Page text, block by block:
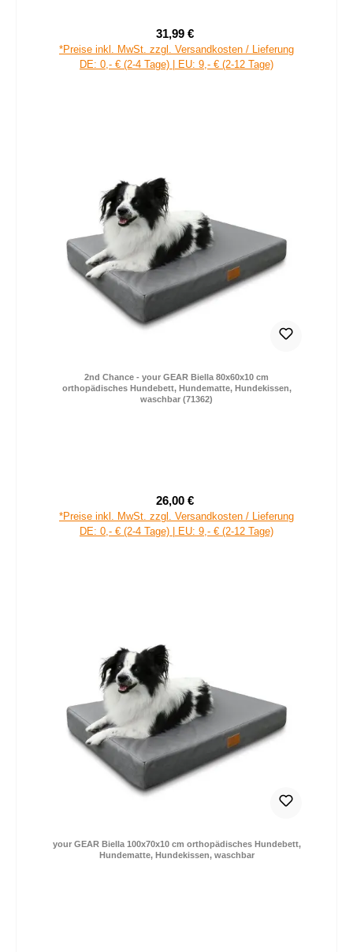
Verkaufspreis:
31,99 €
*Preise inkl. MwSt. zzgl. Versandkosten / Lieferung
DE: 0,- € (2-4 Tage) | EU: 9,- € (2-12 Tage)
2nd Chance - your GEAR Biella 80x60x10 cm
orthopädisches Hundebett, Hundematte, Hundekissen,
waschbar (71362)
Verkaufspreis:
26,00 €
*Preise inkl. MwSt. zzgl. Versandkosten / Lieferung
DE: 0,- € (2-4 Tage) | EU: 9,- € (2-12 Tage)
your GEAR Biella 100x70x10 cm orthopädisches Hundebett,
Hundematte, Hundekissen, waschbar